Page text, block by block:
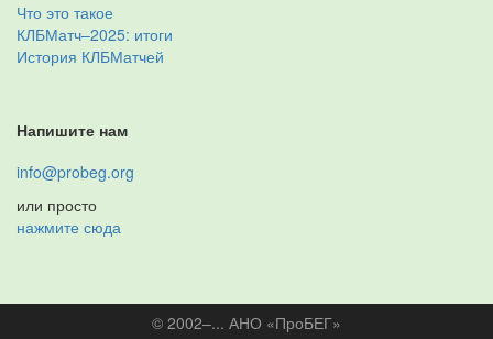
Что это такое
КЛБМатч–2025: итоги
История КЛБМатчей
Напишите нам
info@probeg.org
или просто
нажмите сюда
© 2002–... АНО «ПроБЕГ»